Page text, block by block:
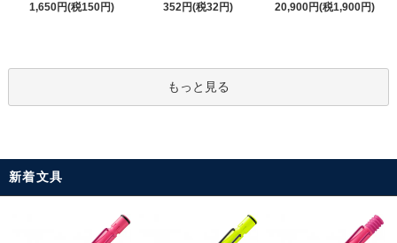
1,650円(税150円)
352円(税32円)
20,900円(税1,900円)
もっと見る
新着文具